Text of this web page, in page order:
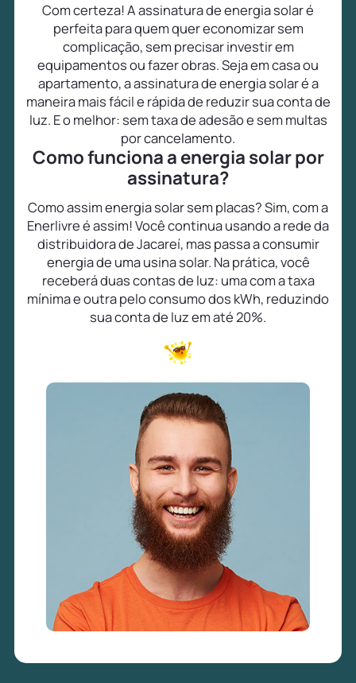
Com certeza! A assinatura de energia solar é
perfeita para quem quer economizar sem
complicação, sem precisar investir em
equipamentos ou fazer obras. Seja em casa ou
apartamento, a assinatura de energia solar é a
maneira mais fácil e rápida de reduzir sua conta de
luz. E o melhor: sem taxa de adesão e sem multas
por cancelamento.
Como funciona a energia solar por
assinatura?
Como assim energia solar sem placas? Sim, com a
Enerlivre é assim! Você continua usando a rede da
distribuidora de Jacareí, mas passa a consumir
energia de uma usina solar. Na prática, você
receberá duas contas de luz: uma com a taxa
mínima e outra pelo consumo dos kWh, reduzindo
sua conta de luz em até 20%.